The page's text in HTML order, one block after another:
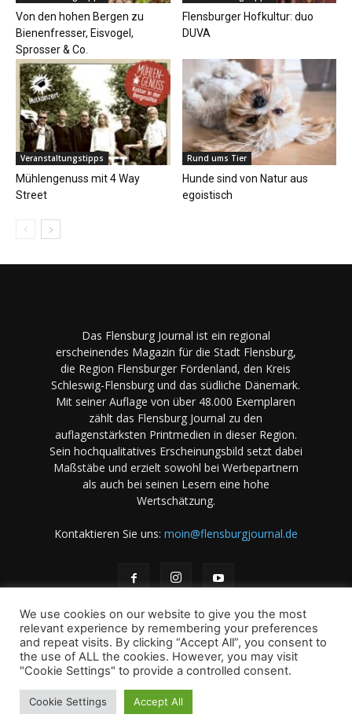
Von den hohen Bergen zu
Bienenfresser, Eisvogel,
Sprosser & Co.
Flensburger Hofkultur: duo
DUVA
Veranstaltungstipps
Mühlengenuss mit 4 Way
Street
Rund ums Tier
Hunde sind von Natur aus
egoistisch
Das Flensburg Journal ist ein regional
erscheinendes Magazin für die Stadt Flensburg,
die Region Flensburger Fördenland, den Kreis
Schleswig-Flensburg und das südliche Dänemark.
Mit seiner Auflage von über 48.000 Exemplaren
zählt das Flensburg Journal zu den
auflagenstärksten Printmedien in dieser Region.
Sein hochqualitatives Erscheinungsbild setzt dabei
Maßstäbe und erzielt sowohl bei Werbepartnern
als auch bei seinen Lesern eine hohe
Wertschätzung.
Kontaktieren Sie uns: moin@flensburgjournal.de
Über uns Stellenangebote Impressum
Datenschutz
Magazin-Archiv
Das Magazin Mediadaten
© 2001-2026 copyright by A. B & M Art. Books & Magazines -
We use cookies on our website to give you the most
relevant experience by remembering your preferences
and repeat visits. By clicking “Accept All”, you consent to
the use of ALL the cookies. However, you may visit
"Cookie Settings" to provide a controlled consent.
Cookie Settings Accept All